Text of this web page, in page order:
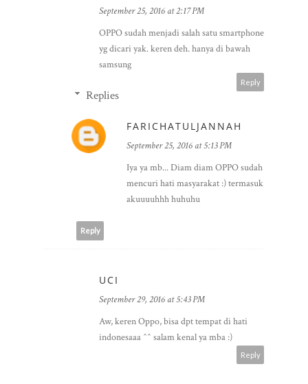
September 25, 2016 at 2:17 PM
OPPO sudah menjadi salah satu smartphone
yg dicari yak. keren deh. hanya di bawah
samsung
Reply
Replies
FARICHATULJANNAH
September 25, 2016 at 5:13 PM
Iya ya mb... Diam diam OPPO sudah
mencuri hati masyarakat :) termasuk
akuuuuhhh huhuhu
Reply
UCI
September 29, 2016 at 5:43 PM
Aw, keren Oppo, bisa dpt tempat di hati
indonesaaa ^^ salam kenal ya mba :)
Reply